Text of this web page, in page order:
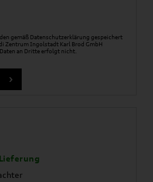
gemäß Datenschutzerklärung gespeichert
Zentrum Ingolstadt Karl Brod GmbH
an Dritte erfolgt nicht.